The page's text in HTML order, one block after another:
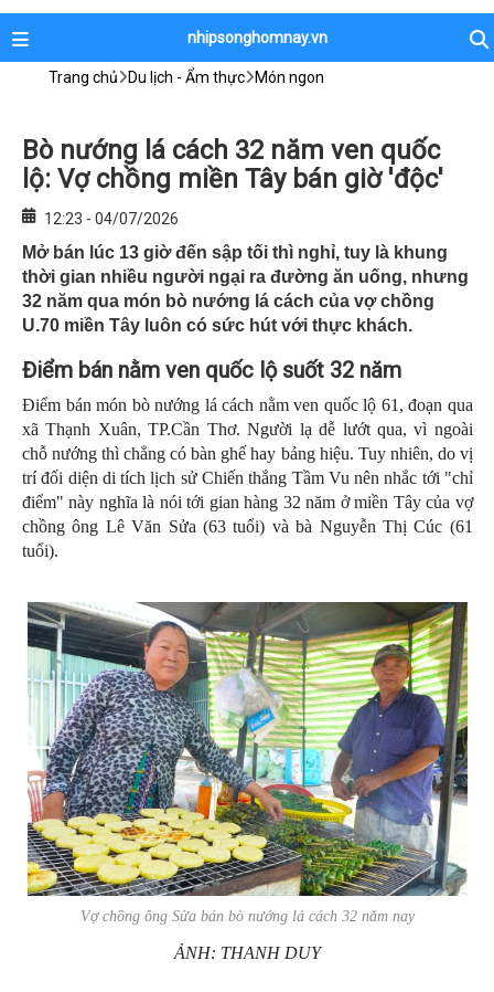
nhipsonghomnay.vn
Trang chủ Du lịch - Ẩm thực Món ngon
Bò nướng lá cách 32 năm ven quốc
lộ: Vợ chồng miền Tây bán giờ 'độc'
12:23 - 04/07/2026
Mở bán lúc 13 giờ đến sập tối thì nghỉ, tuy là khung
thời gian nhiều người ngại ra đường ăn uống, nhưng
32 năm qua món bò nướng lá cách của vợ chồng
U.70 miền Tây luôn có sức hút với thực khách.
Điểm bán nằm ven quốc lộ suốt 32 năm
Điểm bán món bò nướng lá cách nằm ven quốc lộ 61, đoạn qua
xã Thạnh Xuân, TP.Cần Thơ. Người lạ dễ lướt qua, vì ngoài
chỗ nướng thì chẳng có bàn ghế hay bảng hiệu. Tuy nhiên, do vị
trí đối diện di tích lịch sử Chiến thắng Tầm Vu nên nhắc tới "chỉ
điểm" này nghĩa là nói tới gian hàng 32 năm ở miền Tây của vợ
chồng ông Lê Văn Sửa (63 tuổi) và bà Nguyễn Thị Cúc (61
tuổi).
Vợ chồng ông Sửa bán bò nướng lá cách 32 năm nay
ẢNH: THANH DUY